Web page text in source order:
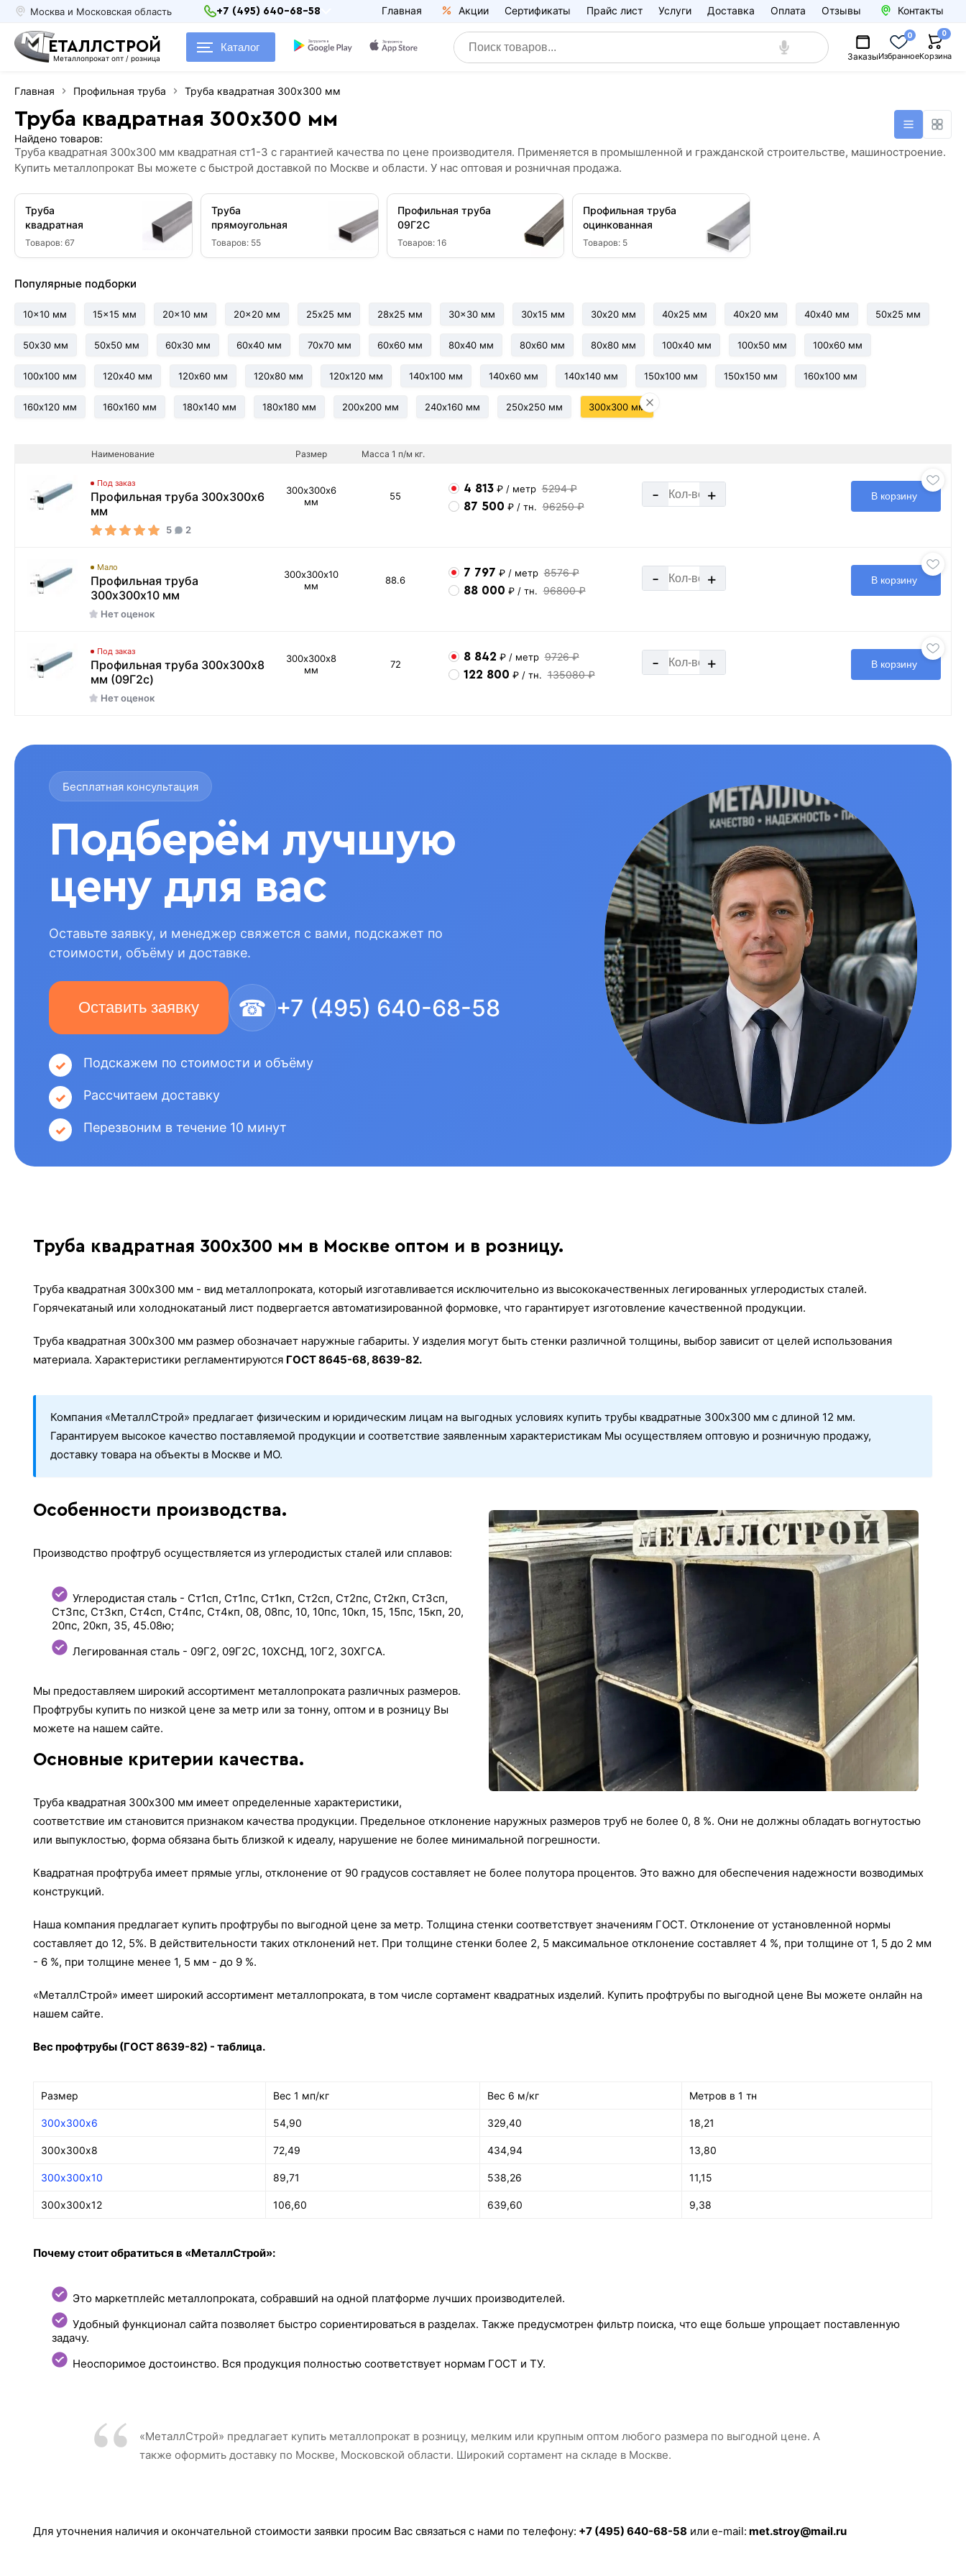
Москва и Московская область +7 (495) 640-68-58 Главная Акции Сертификаты Прайс лист Услуги Доставка Оплата Отзывы Контакты
ЕТАЛЛСТРОЙ
Металлопрокат опт / розница
Каталог
ЗаказыИзбранное
0
Корзина
0
Главная Профильная труба Труба квадратная 300х300 мм
Труба квадратная 300х300 мм
Найдено товаров:
Труба квадратная 300х300 мм квадратная ст1-3 с гарантией качества по цене производителя. Применяется в промышленной и гражданской строительстве, машиностроение.
Купить металлопрокат Вы можете с быстрой доставкой по Москве и области. У нас оптовая и розничная продажа.
Труба
квадратная
Товаров:67
Труба
прямоугольная
Товаров: 55
Профильная труба
09Г2С
Товаров: 16
Профильная труба
оцинкованная
Товаров: 5
Популярные подборки
10x10 мм 15x15 мм 20x10 мм 20x20 мм 25х25 мм 28х25 мм 30x30 мм 30х15 мм 30х20 мм 40х25 мм 40х20 мм 40х40 мм 50х25 мм
50х30 мм 50х50 мм 60х30 мм 60х40 мм 70х70 мм 60х60 мм 80х40 мм 80х60 мм 80х80 мм 100х40 мм 100х50 мм 100х60 мм
100х100 мм 120х40 мм 120х60 мм 120х80 мм 120х120 мм 140х100 мм 140х60 мм 140х140 мм 150х100 мм 150х150 мм 160х100 мм
160х120 мм 160х160 мм 180х140 мм 180х180 мм 200х200 мм 240х160 мм 250х250 мм 300х300 мм
Наименование Размер Масса 1 п/м кг.
Под заказ
Профильная труба 300х300х6
мм
5 2
300х300х6
мм
55
4 813 ₽ / метр 5294 ₽
87 500 ₽ / тн. 96250 ₽
- + В корзину
Мало
Профильная труба
300х300х10 мм
Нет оценок
300х300х10
мм
88.6
7 797 ₽ / метр 8576 ₽
88 000 ₽ / тн. 96800 ₽
- + В корзину
Под заказ
Профильная труба 300х300х8
мм (09Г2с)
Нет оценок
300х300х8
мм
72
8 842 ₽ / метр 9726 ₽
122 800 ₽ / тн. 135080 ₽
- + В корзину
Бесплатная консультация
Подберём лучшую
цену для вас
Оставьте заявку, и менеджер свяжется с вами, подскажет по
стоимости, объёму и доставке.
Оставить заявку ☎ +7 (495) 640-68-58
Подскажем по стоимости и объёму
Рассчитаем доставку
Перезвоним в течение 10 минут
Труба квадратная 300х300 мм в Москве оптом и в розницу.
Труба квадратная 300х300 мм - вид металлопроката, который изготавливается исключительно из высококачественных легированных углеродистых сталей.
Горячекатаный или холоднокатаный лист подвергается автоматизированной формовке, что гарантирует изготовление качественной продукции.
Труба квадратная 300х300 мм размер обозначает наружные габариты. У изделия могут быть стенки различной толщины, выбор зависит от целей использования
материала. Характеристики регламентируются ГОСТ 8645-68, 8639-82.
Компания «МеталлСтрой» предлагает физическим и юридическим лицам на выгодных условиях купить трубы квадратные 300х300 мм с длиной 12 мм.
Гарантируем высокое качество поставляемой продукции и соответствие заявленным характеристикам Мы осуществляем оптовую и розничную продажу,
доставку товара на объекты в Москве и МО.
Особенности производства.
Производство профтруб осуществляется из углеродистых сталей или сплавов:
Углеродистая сталь - Ст1сп, Ст1пс, Ст1кп, Ст2сп, Ст2пс, Ст2кп, Ст3сп,
Ст3пс, Ст3кп, Ст4сп, Ст4пс, Ст4кп, 08, 08пс, 10, 10пс, 10кп, 15, 15пс, 15кп, 20,
20пс, 20кп, 35, 45.08ю;
Легированная сталь - 09Г2, 09Г2С, 10ХСНД, 10Г2, 30ХГСА.
Мы предоставляем широкий ассортимент металлопроката различных размеров.
Профтрубы купить по низкой цене за метр или за тонну, оптом и в розницу Вы
можете на нашем сайте.
Основные критерии качества.
Труба квадратная 300х300 мм имеет определенные характеристики,
соответствие им становится признаком качества продукции. Предельное отклонение наружных размеров труб не более 0, 8 %. Они не должны обладать вогнутостью
или выпуклостью, форма обязана быть близкой к идеалу, нарушение не более минимальной погрешности.
Квадратная профтруба имеет прямые углы, отклонение от 90 градусов составляет не более полутора процентов. Это важно для обеспечения надежности возводимых
конструкций.
Наша компания предлагает купить профтрубы по выгодной цене за метр. Толщина стенки соответствует значениям ГОСТ. Отклонение от установленной нормы
составляет до 12, 5%. В действительности таких отклонений нет. При толщине стенки более 2, 5 максимальное отклонение составляет 4 %, при толщине от 1, 5 до 2 мм
- 6 %, при толщине менее 1, 5 мм - до 9 %.
«МеталлСтрой» имеет широкий ассортимент металлопроката, в том числе сортамент квадратных изделий. Купить профтрубы по выгодной цене Вы можете онлайн на
нашем сайте.
Вес профтрубы (ГОСТ 8639-82) - таблица.
Размер Вес 1 мп/кг Вес 6 м/кг Метров в 1 тн
300х300х6 54,90 329,40 18,21
300х300х8 72,49 434,94 13,80
300х300х10 89,71 538,26 11,15
300х300х12 106,60 639,60 9,38
Почему стоит обратиться в «МеталлСтрой»:
Это маркетплейс металлопроката, собравший на одной платформе лучших производителей.
Удобный функционал сайта позволяет быстро сориентироваться в разделах. Также предусмотрен фильтр поиска, что еще больше упрощает поставленную
задачу.
Неоспоримое достоинство. Вся продукция полностью соответствует нормам ГОСТ и ТУ.
«МеталлСтрой» предлагает купить металлопрокат в розницу, мелким или крупным оптом любого размера по выгодной цене. А
также оформить доставку по Москве, Московской области. Широкий сортамент на складе в Москве.
Для уточнения наличия и окончательной стоимости заявки просим Вас связаться с нами по телефону: +7 (495) 640-68-58 или e-mail: met.stroy@mail.ru